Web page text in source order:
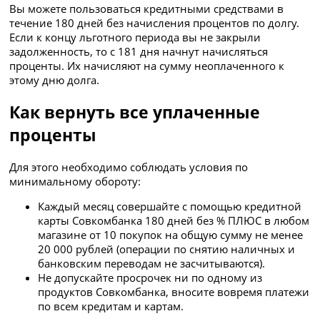
Вы можете пользоваться кредитными средствами в
течение 180 дней без начисления процентов по долгу.
Если к концу льготного периода вы не закрыли
задолженность, то с 181 дня начнут начисляться
проценты. Их начисляют на сумму неоплаченного к
этому дню долга.
Как вернуть все уплаченные
проценты
Для этого необходимо соблюдать условия по
минимальному обороту:
Каждый месяц совершайте с помощью кредитной
карты Совкомбанка 180 дней без % ПЛЮС в любом
магазине от 10 покупок на общую сумму не менее
20 000 рублей (операции по снятию наличных и
банковским переводам не засчитываются).
Не допускайте просрочек ни по одному из
продуктов Совкомбанка, вносите вовремя платежи
по всем кредитам и картам.